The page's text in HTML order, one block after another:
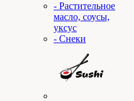
- Растительное
масло, соусы,
уксус
- Снеки